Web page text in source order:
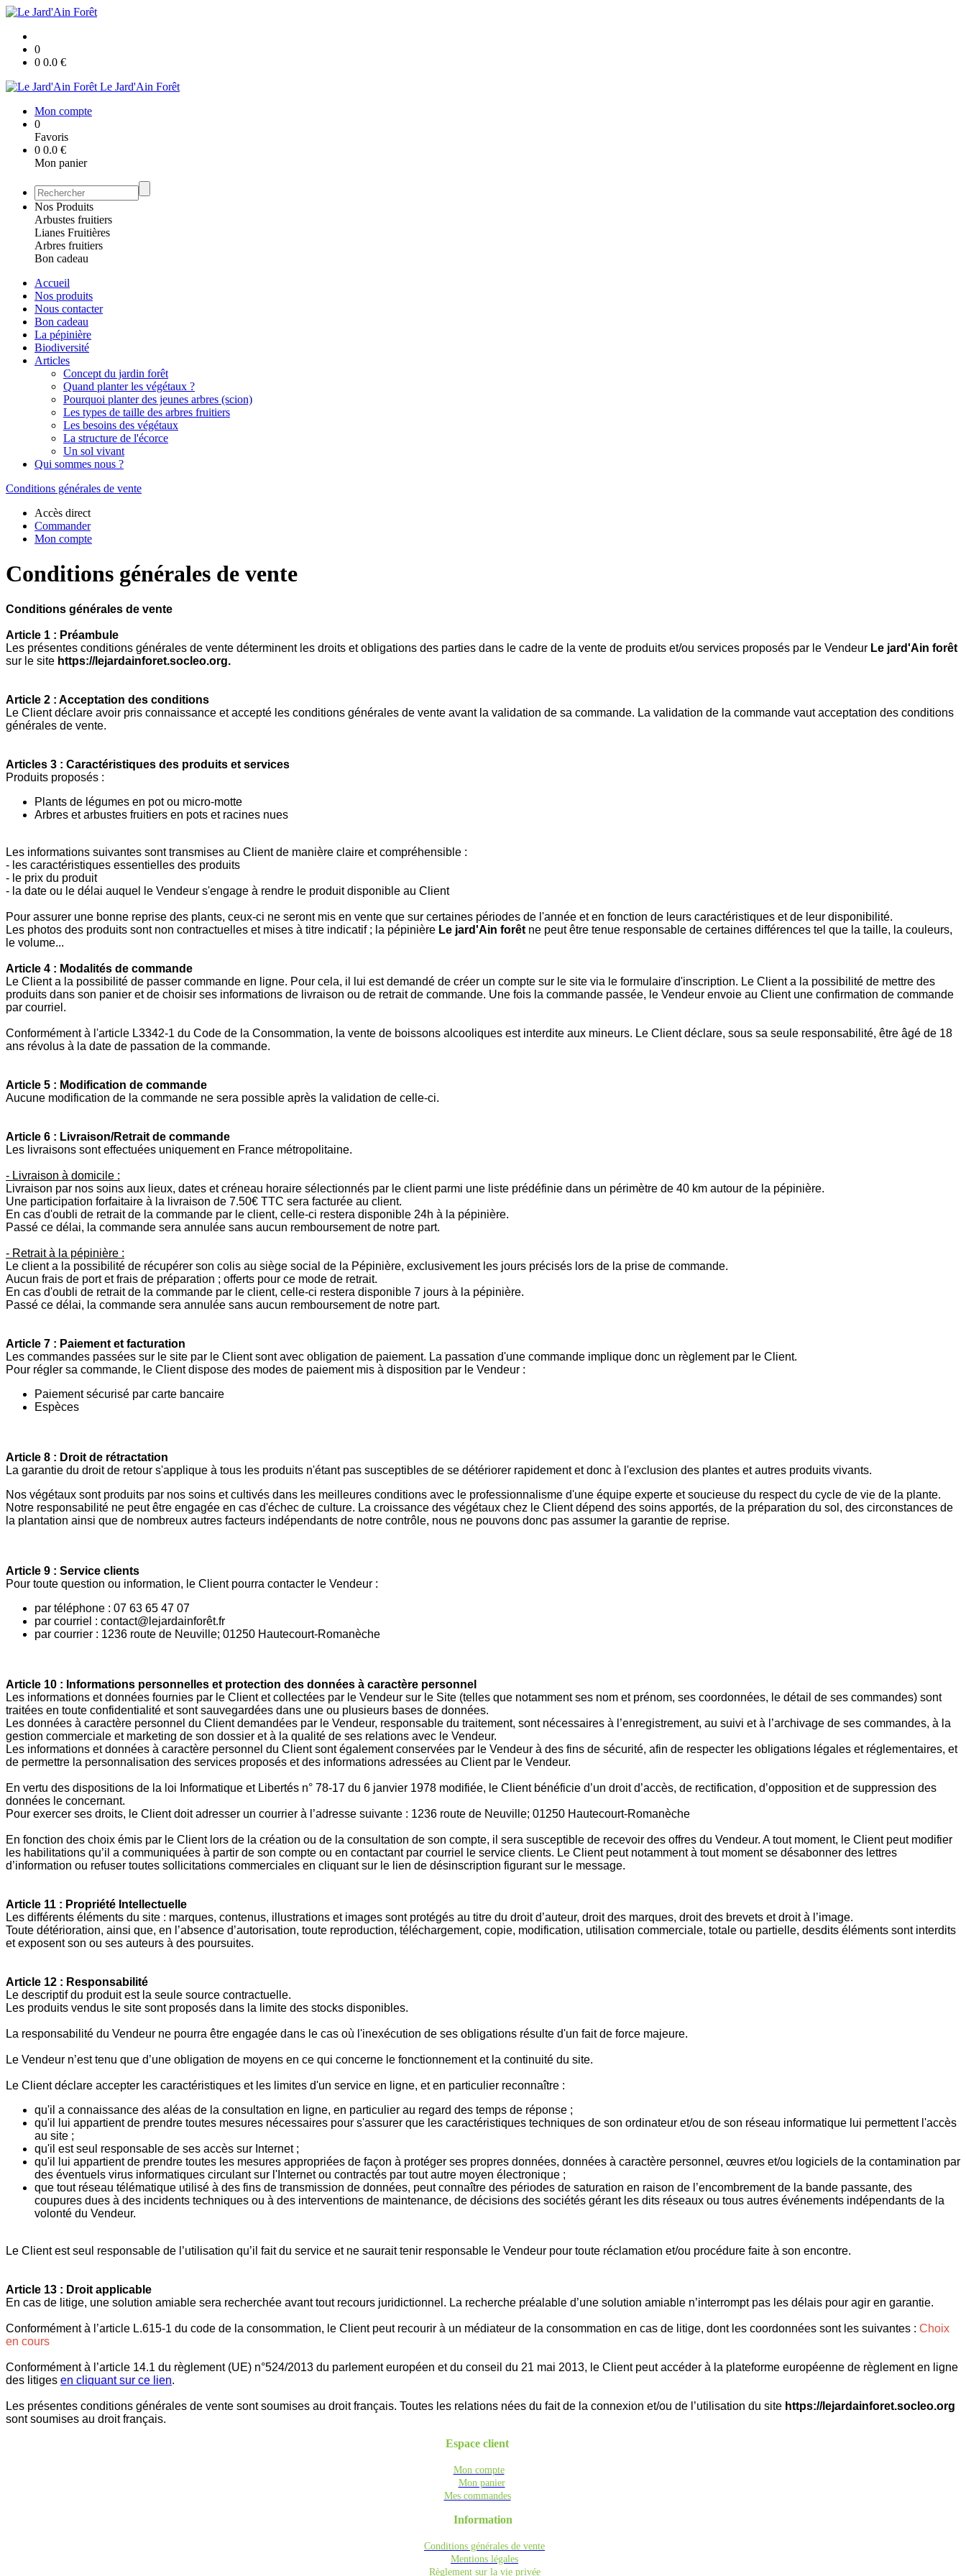
0
0 0.0 €
Le Jard'Ain Forêt
Mon compte
0
Favoris
0 0.0 €
Mon panier
Nos Produits
Arbustes fruitiers
Lianes Fruitières
Arbres fruitiers
Bon cadeau
Accueil
Nos produits
Nous contacter
Bon cadeau
La pépinière
Biodiversité
Articles
Concept du jardin forêt
Quand planter les végétaux ?
Pourquoi planter des jeunes arbres (scion)
Les types de taille des arbres fruitiers
Les besoins des végétaux
La structure de l'écorce
Un sol vivant
Qui sommes nous ?
Conditions générales de vente
Accès direct
Commander
Mon compte
Conditions générales de vente
Conditions générales de vente
Article 1 : Préambule
Les présentes conditions générales de vente déterminent les droits et obligations des parties dans le cadre de la vente de produits et/ou services proposés par le Vendeur Le jard'Ain forêt
sur le site https://lejardainforet.socleo.org.
Article 2 : Acceptation des conditions
Le Client déclare avoir pris connaissance et accepté les conditions générales de vente avant la validation de sa commande. La validation de la commande vaut acceptation des conditions
générales de vente.
Articles 3 : Caractéristiques des produits et services
Produits proposés :
Plants de légumes en pot ou micro-motte
Arbres et arbustes fruitiers en pots et racines nues
Les informations suivantes sont transmises au Client de manière claire et compréhensible :
- les caractéristiques essentielles des produits
- le prix du produit
- la date ou le délai auquel le Vendeur s'engage à rendre le produit disponible au Client
Pour assurer une bonne reprise des plants, ceux-ci ne seront mis en vente que sur certaines périodes de l'année et en fonction de leurs caractéristiques et de leur disponibilité.
Les photos des produits sont non contractuelles et mises à titre indicatif ; la pépinière Le jard'Ain forêt ne peut être tenue responsable de certaines différences tel que la taille, la couleurs,
le volume...
Article 4 : Modalités de commande
Le Client a la possibilité de passer commande en ligne. Pour cela, il lui est demandé de créer un compte sur le site via le formulaire d'inscription. Le Client a la possibilité de mettre des
produits dans son panier et de choisir ses informations de livraison ou de retrait de commande. Une fois la commande passée, le Vendeur envoie au Client une confirmation de commande
par courriel.
Conformément à l'article L3342-1 du Code de la Consommation, la vente de boissons alcooliques est interdite aux mineurs. Le Client déclare, sous sa seule responsabilité, être âgé de 18
ans révolus à la date de passation de la commande.
Article 5 : Modification de commande
Aucune modification de la commande ne sera possible après la validation de celle-ci.
Article 6 : Livraison/Retrait de commande
Les livraisons sont effectuées uniquement en France métropolitaine.
- Livraison à domicile :
Livraison par nos soins aux lieux, dates et créneau horaire sélectionnés par le client parmi une liste prédéfinie dans un périmètre de 40 km autour de la pépinière.
Une participation forfaitaire à la livraison de 7.50€ TTC sera facturée au client.
En cas d'oubli de retrait de la commande par le client, celle-ci restera disponible 24h à la pépinière.
Passé ce délai, la commande sera annulée sans aucun remboursement de notre part.
- Retrait à la pépinière :
Le client a la possibilité de récupérer son colis au siège social de la Pépinière, exclusivement les jours précisés lors de la prise de commande.
Aucun frais de port et frais de préparation ; offerts pour ce mode de retrait.
En cas d'oubli de retrait de la commande par le client, celle-ci restera disponible 7 jours à la pépinière.
Passé ce délai, la commande sera annulée sans aucun remboursement de notre part.
Article 7 : Paiement et facturation
Les commandes passées sur le site par le Client sont avec obligation de paiement. La passation d'une commande implique donc un règlement par le Client.
Pour régler sa commande, le Client dispose des modes de paiement mis à disposition par le Vendeur :
Paiement sécurisé par carte bancaire
Espèces
Article 8 : Droit de rétractation
La garantie du droit de retour s'applique à tous les produits n'étant pas susceptibles de se détériorer rapidement et donc à l'exclusion des plantes et autres produits vivants.
Nos végétaux sont produits par nos soins et cultivés dans les meilleures conditions avec le professionnalisme d'une équipe experte et soucieuse du respect du cycle de vie de la plante.
Notre responsabilité ne peut être engagée en cas d'échec de culture. La croissance des végétaux chez le Client dépend des soins apportés, de la préparation du sol, des circonstances de
la plantation ainsi que de nombreux autres facteurs indépendants de notre contrôle, nous ne pouvons donc pas assumer la garantie de reprise.
Article 9 : Service clients
Pour toute question ou information, le Client pourra contacter le Vendeur :
par téléphone : 07 63 65 47 07
par courriel : contact@lejardainforêt.fr
par courrier : 1236 route de Neuville; 01250 Hautecourt-Romanèche
Article 10 : Informations personnelles et protection des données à caractère personnel
Les informations et données fournies par le Client et collectées par le Vendeur sur le Site (telles que notamment ses nom et prénom, ses coordonnées, le détail de ses commandes) sont
traitées en toute confidentialité et sont sauvegardées dans une ou plusieurs bases de données.
Les données à caractère personnel du Client demandées par le Vendeur, responsable du traitement, sont nécessaires à l’enregistrement, au suivi et à l’archivage de ses commandes, à la
gestion commerciale et marketing de son dossier et à la qualité de ses relations avec le Vendeur.
Les informations et données à caractère personnel du Client sont également conservées par le Vendeur à des fins de sécurité, afin de respecter les obligations légales et réglementaires, et
de permettre la personnalisation des services proposés et des informations adressées au Client par le Vendeur.
En vertu des dispositions de la loi Informatique et Libertés n° 78-17 du 6 janvier 1978 modifiée, le Client bénéficie d’un droit d’accès, de rectification, d’opposition et de suppression des
données le concernant.
Pour exercer ses droits, le Client doit adresser un courrier à l’adresse suivante : 1236 route de Neuville; 01250 Hautecourt-Romanèche
En fonction des choix émis par le Client lors de la création ou de la consultation de son compte, il sera susceptible de recevoir des offres du Vendeur. A tout moment, le Client peut modifier
les habilitations qu’il a communiquées à partir de son compte ou en contactant par courriel le service clients. Le Client peut notamment à tout moment se désabonner des lettres
d’information ou refuser toutes sollicitations commerciales en cliquant sur le lien de désinscription figurant sur le message.
Article 11 : Propriété Intellectuelle
Les différents éléments du site : marques, contenus, illustrations et images sont protégés au titre du droit d’auteur, droit des marques, droit des brevets et droit à l’image.
Toute détérioration, ainsi que, en l’absence d’autorisation, toute reproduction, téléchargement, copie, modification, utilisation commerciale, totale ou partielle, desdits éléments sont interdits
et exposent son ou ses auteurs à des poursuites.
Article 12 : Responsabilité
Le descriptif du produit est la seule source contractuelle.
Les produits vendus le site sont proposés dans la limite des stocks disponibles.
La responsabilité du Vendeur ne pourra être engagée dans le cas où l'inexécution de ses obligations résulte d'un fait de force majeure.
Le Vendeur n’est tenu que d’une obligation de moyens en ce qui concerne le fonctionnement et la continuité du site.
Le Client déclare accepter les caractéristiques et les limites d'un service en ligne, et en particulier reconnaître :
qu'il a connaissance des aléas de la consultation en ligne, en particulier au regard des temps de réponse ;
qu'il lui appartient de prendre toutes mesures nécessaires pour s'assurer que les caractéristiques techniques de son ordinateur et/ou de son réseau informatique lui permettent l'accès
au site ;
qu'il est seul responsable de ses accès sur Internet ;
qu'il lui appartient de prendre toutes les mesures appropriées de façon à protéger ses propres données, données à caractère personnel, œuvres et/ou logiciels de la contamination par
des éventuels virus informatiques circulant sur l'Internet ou contractés par tout autre moyen électronique ;
que tout réseau télématique utilisé à des fins de transmission de données, peut connaître des périodes de saturation en raison de l’encombrement de la bande passante, des
coupures dues à des incidents techniques ou à des interventions de maintenance, de décisions des sociétés gérant les dits réseaux ou tous autres événements indépendants de la
volonté du Vendeur.
Le Client est seul responsable de l’utilisation qu’il fait du service et ne saurait tenir responsable le Vendeur pour toute réclamation et/ou procédure faite à son encontre.
Article 13 : Droit applicable
En cas de litige, une solution amiable sera recherchée avant tout recours juridictionnel. La recherche préalable d’une solution amiable n’interrompt pas les délais pour agir en garantie.
Conformément à l’article L.615-1 du code de la consommation, le Client peut recourir à un médiateur de la consommation en cas de litige, dont les coordonnées sont les suivantes : Choix
en cours
Conformément à l’article 14.1 du règlement (UE) n°524/2013 du parlement européen et du conseil du 21 mai 2013, le Client peut accéder à la plateforme européenne de règlement en ligne
des litiges en cliquant sur ce lien.
Les présentes conditions générales de vente sont soumises au droit français. Toutes les relations nées du fait de la connexion et/ou de l’utilisation du site https://lejardainforet.socleo.org
sont soumises au droit français.
Espace client
Mon compte
Mon panier
Mes commandes
Information
Conditions générales de vente
Mentions légales
Règlement sur la vie privée